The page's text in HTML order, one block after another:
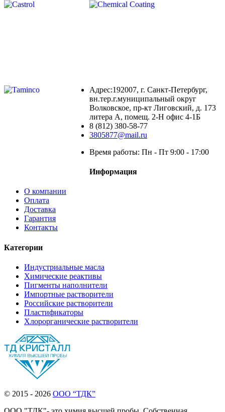
Адрес:192007, г. Санкт-Петербург,
вн.тер.г.муниципальный округ
Волковское, пр-кт Лиговский, д. 173
литера А, помещ. 2-Н офис 4-1Б
8 (812) 380-58-77
3805877@mail.ru
Время работы: Пн - Пт 9:00 - 17:00
Информация
О компании
Оплата
Доставка
Гарантия
Контакты
Категории
Индустриальные масла
Химические реактивы
Пигменты наполнители
Импортные растворители
Российские растворители
Пластификаторы
Хлорорганические растворители
© 2015 - 2026 ООО “ТДК”